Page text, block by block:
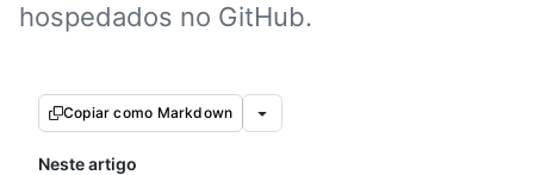
hospedados no GitHub.
Copiar como Markdown
Neste artigo